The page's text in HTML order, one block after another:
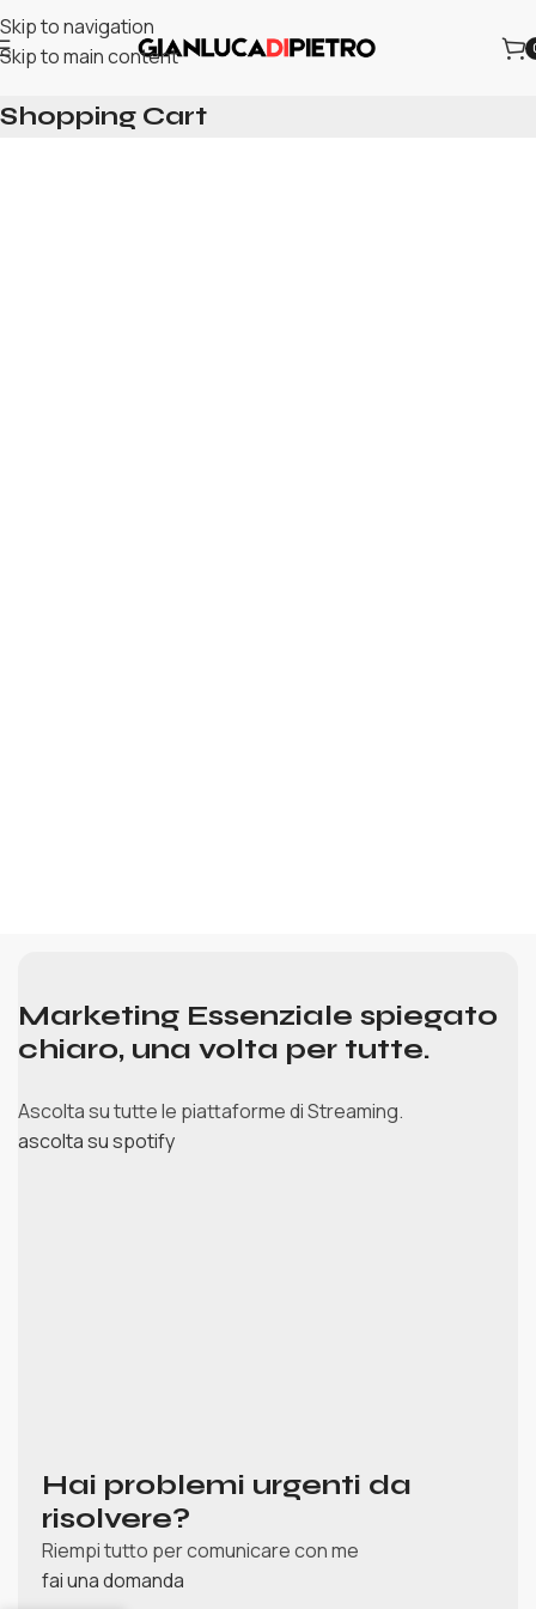
Skip to navigation
Skip to main content
Shopping Cart
Marketing Essenziale spiegato
chiaro, una volta per tutte.
Ascolta su tutte le piattaforme di Streaming.
ascolta su spotify
Hai problemi urgenti da
risolvere?
Riempi tutto per comunicare con me
fai una domanda